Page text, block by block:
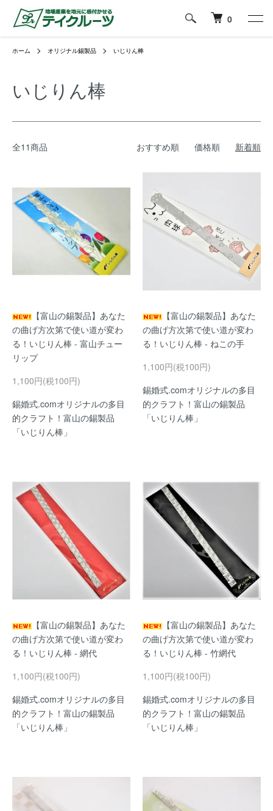
0
ホーム オリジナル錫製品 いじりん棒
いじりん棒
全11商品 おすすめ順 価格順 新着順
【富山の錫製品】あなた
の曲げ方次第で使い道が変わ
る！いじりん棒 - 富山チュー
リップ
1,100円(税100円)
錫婚式.comオリジナルの多目
的クラフト！富山の錫製品
「いじりん棒」
【富山の錫製品】あなた
の曲げ方次第で使い道が変わ
る！いじりん棒 - ねこの手
1,100円(税100円)
錫婚式.comオリジナルの多目
的クラフト！富山の錫製品
「いじりん棒」
【富山の錫製品】あなた
の曲げ方次第で使い道が変わ
る！いじりん棒 - 網代
1,100円(税100円)
錫婚式.comオリジナルの多目
的クラフト！富山の錫製品
「いじりん棒」
【富山の錫製品】あなた
の曲げ方次第で使い道が変わ
る！いじりん棒 - 竹網代
1,100円(税100円)
錫婚式.comオリジナルの多目
的クラフト！富山の錫製品
「いじりん棒」